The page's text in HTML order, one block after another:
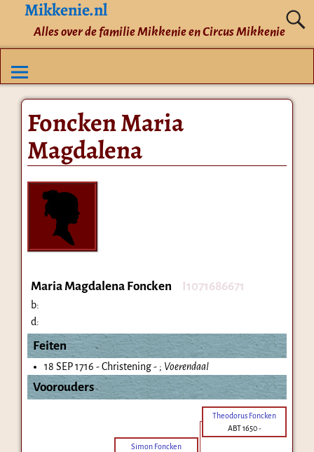
Mikkenie.nl
Alles over de familie Mikkenie en Circus Mikkenie
Foncken Maria
Magdalena
Maria Magdalena Foncken I1071686671
b:
d:
Feiten
18 SEP 1716 - Christening - ; Voerendaal
Voorouders
Theodorus Foncken
ABT 1650-
Simon Foncken